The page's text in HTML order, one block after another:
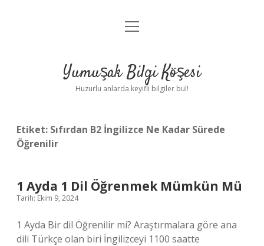
Anasayfa
Yasal Uyarı
menüyü
Yumuşak Bilgi Köşesi
Huzurlu anlarda keyifli bilgiler bul!
Etiket: Sıfırdan B2 İngilizce Ne Kadar Sürede
Öğrenilir
1 Ayda 1 Dil Öğrenmek Mümkün Mü
Tarih: Ekim 9, 2024
1 Ayda Bir dil Öğrenilir mi? Araştırmalara göre ana
dili Türkçe olan biri İngilizceyi 1100 saatte